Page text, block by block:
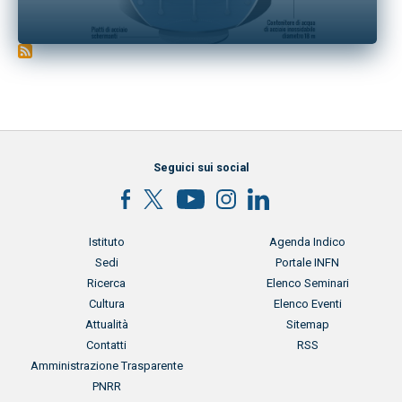
Seguici sui social
Menu footer
Istituto
Sedi
Ricerca
Cultura
Attualità
Contatti
Menu footer 2
Agenda Indico
Portale INFN
Elenco Seminari
Elenco Eventi
Sitemap
RSS
Menu footer 3
Amministrazione Trasparente
PNRR